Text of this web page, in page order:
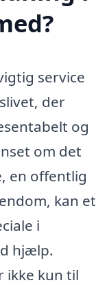
service
der
og
om det
en offentlig
kan et
i
hjælp.
ikke kun til